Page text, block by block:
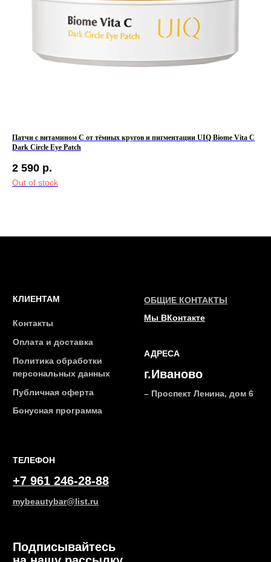
Патчи с витамином С от тёмных кругов и пигментации UIQ Biome Vita C
Dark Circle Eye Patch
2 590 р.
Out of stock
2026 © Интернет-магазин косметики «MY BEAUTY BAR»